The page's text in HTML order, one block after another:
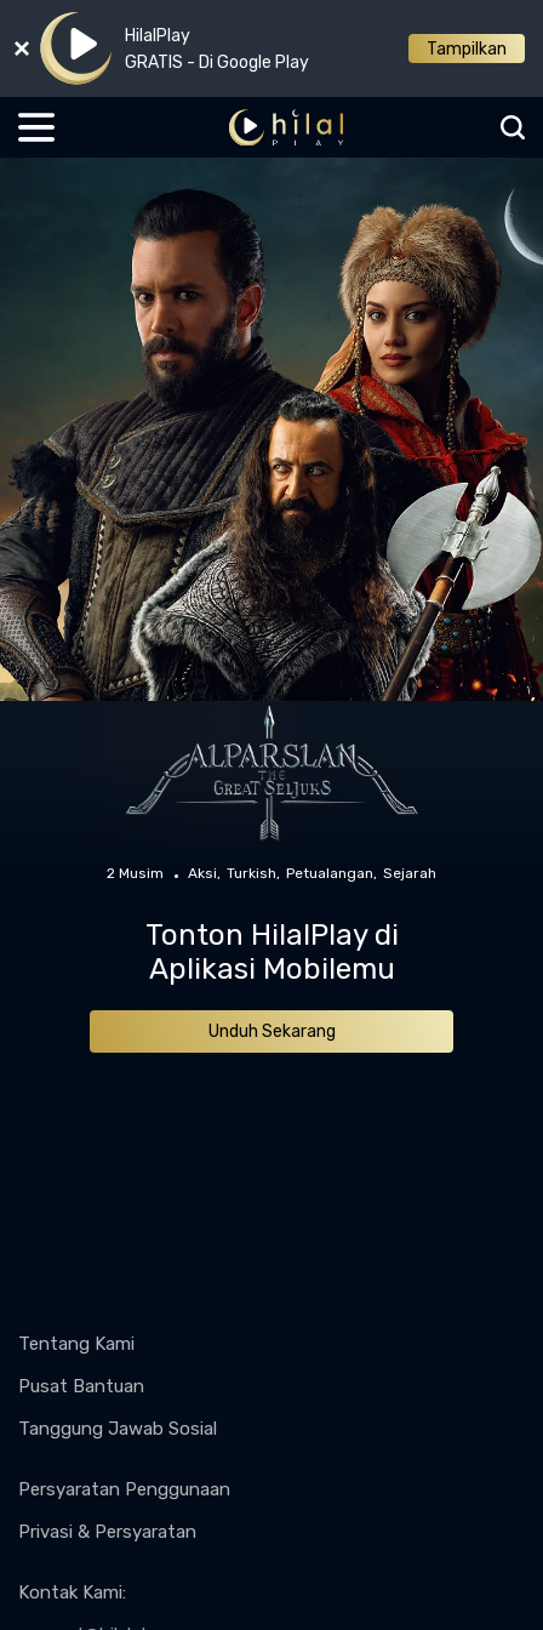
HilalPlay
GRATIS - Di Google Play
Tampilkan
2 Musim Aksi Turkish Petualangan Sejarah
Tonton HilalPlay di
Aplikasi Mobilemu
Unduh Sekarang
Tentang Kami
Pusat Bantuan
Tanggung Jawab Sosial
Persyaratan Penggunaan
Privasi & Persyaratan
Kontak Kami: